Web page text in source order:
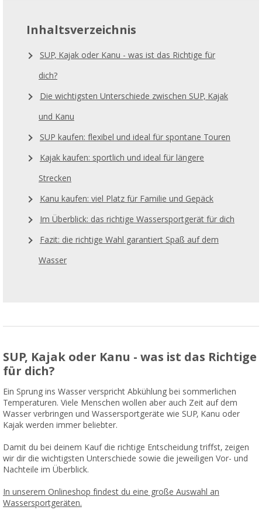
Inhaltsverzeichnis
SUP, Kajak oder Kanu - was ist das Richtige für
dich?
Die wichtigsten Unterschiede zwischen SUP, Kajak
und Kanu
SUP kaufen: flexibel und ideal für spontane Touren
Kajak kaufen: sportlich und ideal für längere
Strecken
Kanu kaufen: viel Platz für Familie und Gepäck
Im Überblick: das richtige Wassersportgerät für dich
Fazit: die richtige Wahl garantiert Spaß auf dem
Wasser
SUP, Kajak oder Kanu - was ist das Richtige
für dich?
Ein Sprung ins Wasser verspricht Abkühlung bei sommerlichen
Temperaturen. Viele Menschen wollen aber auch Zeit auf dem
Wasser verbringen und Wassersportgeräte wie SUP, Kanu oder
Kajak werden immer beliebter.
Damit du bei deinem Kauf die richtige Entscheidung triffst, zeigen
wir dir die wichtigsten Unterschiede sowie die jeweiligen Vor- und
Nachteile im Überblick.
In unserem Onlineshop findest du eine große Auswahl an
Wassersportgeräten.